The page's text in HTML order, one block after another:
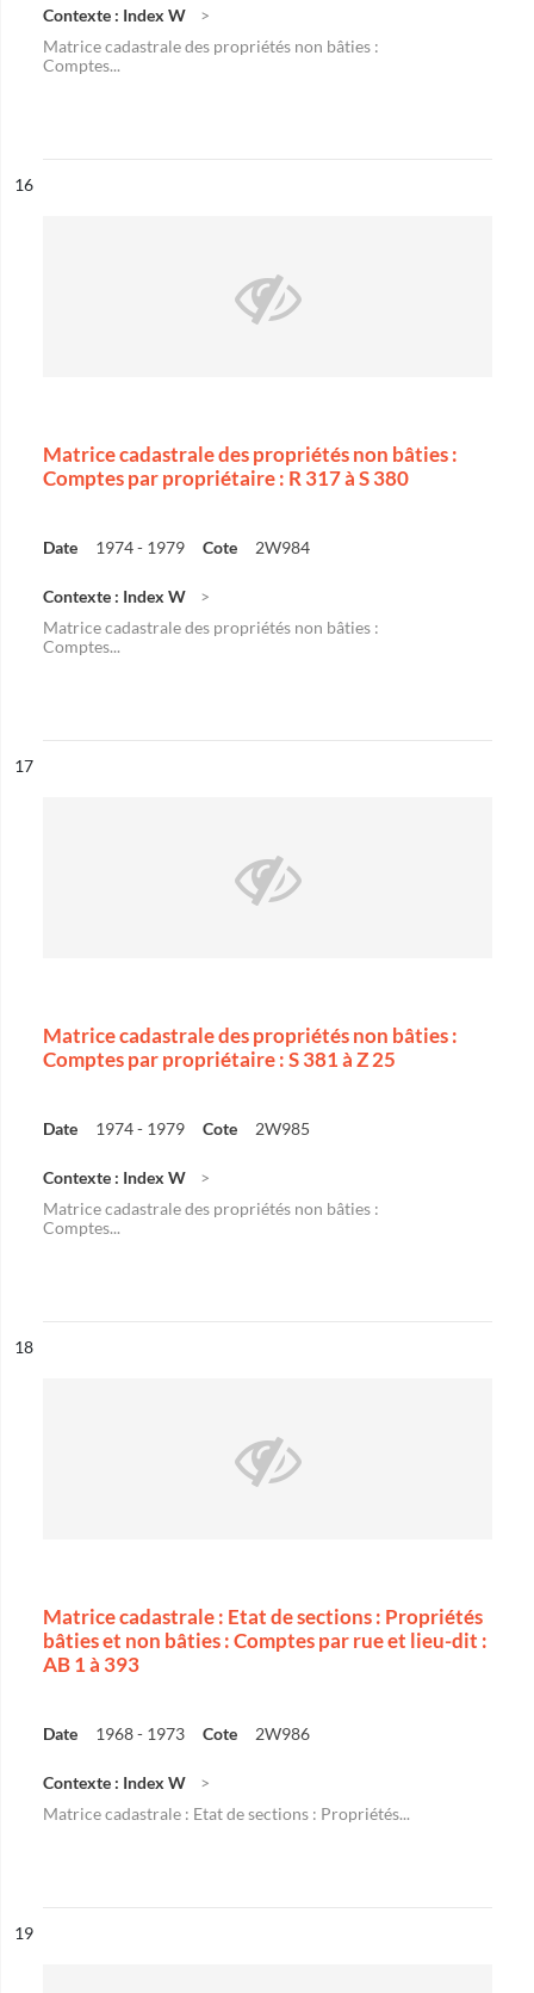
Contexte : Index W
Matrice cadastrale des propriétés non bâties :
Comptes...
n°
16
Matrice cadastrale des propriétés non bâties :
Comptes par propriétaire : R 317 à S 380
Date 1974 - 1979 Cote 2W984
Contexte : Index W
Matrice cadastrale des propriétés non bâties :
Comptes...
n°
17
Matrice cadastrale des propriétés non bâties :
Comptes par propriétaire : S 381 à Z 25
Date 1974 - 1979 Cote 2W985
Contexte : Index W
Matrice cadastrale des propriétés non bâties :
Comptes...
n°
18
Matrice cadastrale : Etat de sections : Propriétés
bâties et non bâties : Comptes par rue et lieu-dit :
AB 1 à 393
Date 1968 - 1973 Cote 2W986
Contexte : Index W
Matrice cadastrale : Etat de sections : Propriétés...
n°
19